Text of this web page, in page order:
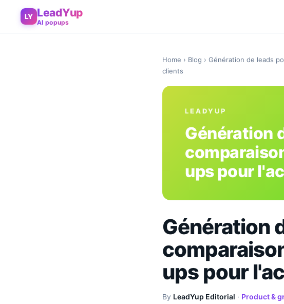
LY LeadYup
AI popups
Home › Blog › Génération de leads
clients
LEADYUP
Génération
ups pour
Génération
ups pour
By LeadYup Editorial · Product &